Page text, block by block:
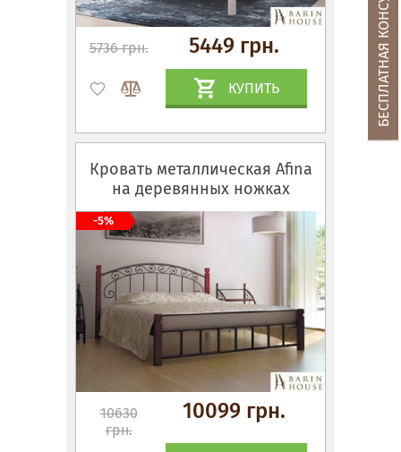
5736 грн. 5449 грн.
КУПИТЬ
Кровать металлическая Afina
на деревянных ножках
10630
грн.
10099 грн.
-5%